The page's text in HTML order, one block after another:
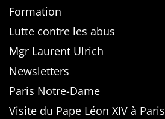
Formation
Lutte contre les abus
Mgr Laurent Ulrich
Newsletters
Paris Notre-Dame
Visite du Pape Léon XIV à Paris